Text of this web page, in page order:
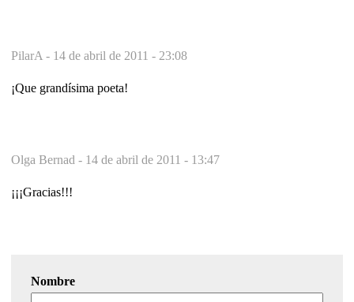
PilarA - 14 de abril de 2011 - 23:08
¡Que grandísima poeta!
Olga Bernad - 14 de abril de 2011 - 13:47
¡¡¡Gracias!!!
Nombre